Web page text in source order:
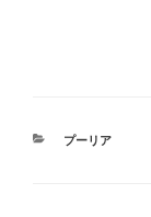
カ
プーリア